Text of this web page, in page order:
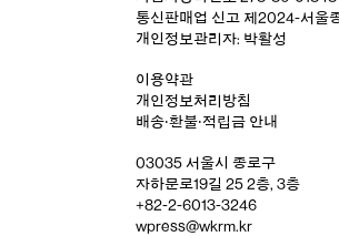
통신판매업 신고 제2024-서울
개인정보관리자: 박활성
이용약관
개인정보처리방침
배송‧환불‧적립금 안내
03035 서울시 종로구
자하문로19길 25 2층, 3층
+82-2-6013-3246
wpress@wkrm.kr